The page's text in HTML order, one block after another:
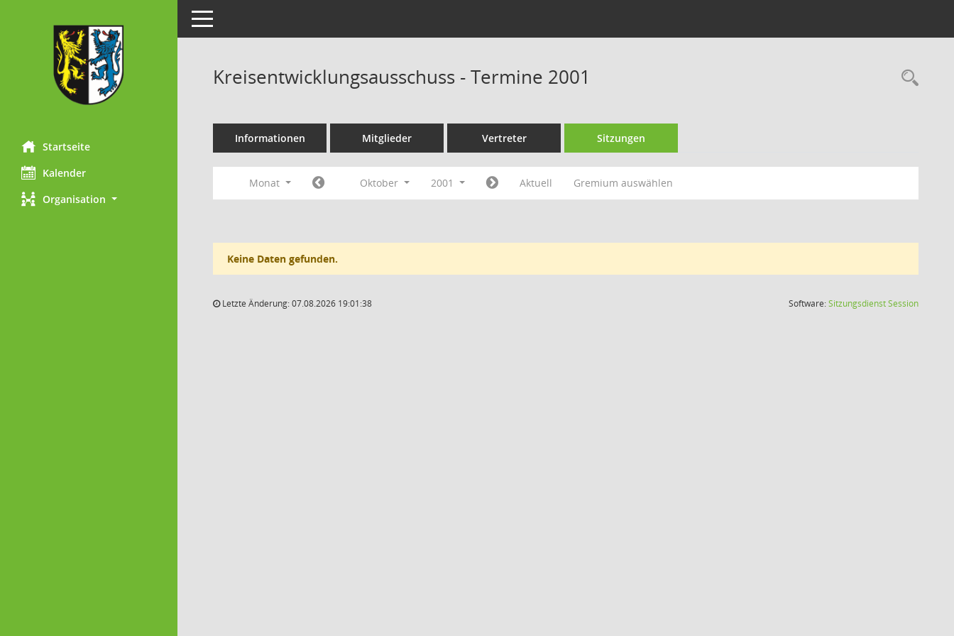
Startseite
Kalender
Organisation
Toggle navigation
Kreisentwicklungsausschuss - Termine 2001
Informationen Mitglieder Vertreter Sitzungen
Monat Oktober 2001 Aktuell Gremium auswählen
Keine Daten gefunden.
Letzte Änderung: 07.08.2026 19:01:38 Software:SitzungsdienstSession(Wird in